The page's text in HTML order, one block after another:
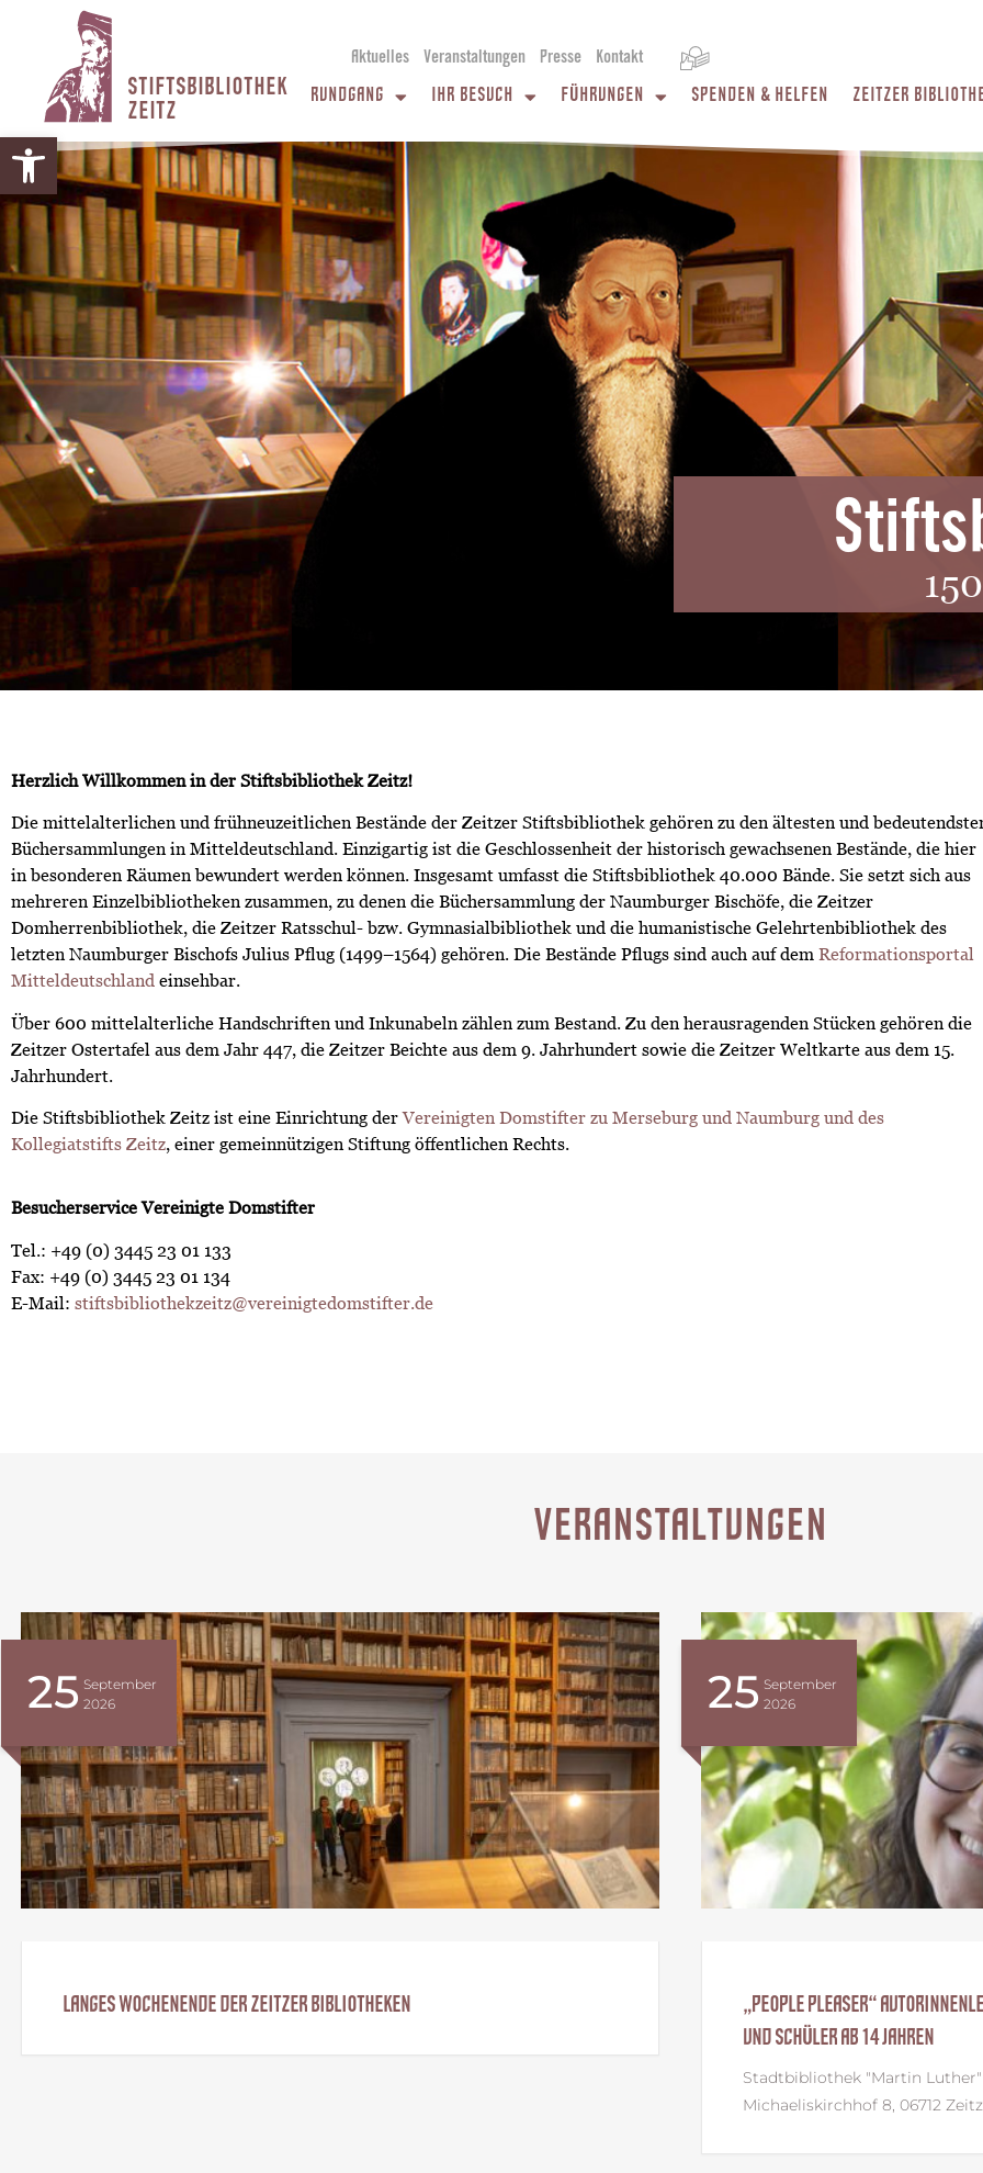
Werkzeugleiste öffnen
STIFTSBIBLIOTHEK
ZEITZ
Aktuelles Veranstaltungen Presse Kontakt
RUNDGANG IHR BESUCH FÜHRUNGEN SPENDEN & HELFEN ZEITZER
Herzlich Willkommen in der Stiftsbibliothek Zeitz!
Die mittelalterlichen und frühneuzeitlichen Bestände der Zeitzer Stiftsbibliothek gehören zu den ältesten und
Büchersammlungen in Mitteldeutschland. Einzigartig ist die Geschlossenheit der historisch gewachsenen Bestände, die hier
in besonderen Räumen bewundert werden können. Insgesamt umfasst die Stiftsbibliothek 40.000 Bände. Sie setzt sich aus
mehreren Einzelbibliotheken zusammen, zu denen die Büchersammlung der Naumburger Bischöfe, die Zeitzer
Domherrenbibliothek, die Zeitzer Ratsschul- bzw. Gymnasialbibliothek und die humanistische Gelehrtenbibliothek des
letzten Naumburger Bischofs Julius Pflug (1499–1564) gehören. Die Bestände Pflugs sind auch auf dem Reformationsportal
Mitteldeutschland einsehbar.
Über 600 mittelalterliche Handschriften und Inkunabeln zählen zum Bestand. Zu den herausragenden Stücken gehören die
Zeitzer Ostertafel aus dem Jahr 447, die Zeitzer Beichte aus dem 9. Jahrhundert sowie die Zeitzer Weltkarte aus dem 15.
Jahrhundert.
Die Stiftsbibliothek Zeitz ist eine Einrichtung derVereinigten Domstifter zu Merseburg und Naumburg und des
Kollegiatstifts Zeitz, einer gemeinnützigen Stiftung öffentlichen Rechts.
Besucherservice Vereinigte Domstifter
Tel.: +49 (0) 3445 23 01 133
Fax: +49 (0) 3445 23 01 134
E-Mail: stiftsbibliothekzeitz@vereinigtedomstifter.de
VERANSTALTUNGEN
25 September
„PEOPLE PLEASER“ AUTORINNENLESUNG MIT ANNA DIMITROVA FÜR SCHÜLERINNEN
25 September
„BURNHAM DYNASTY“
UND SCHÜLER
CJD
Zeitzer Straße 3, 06722